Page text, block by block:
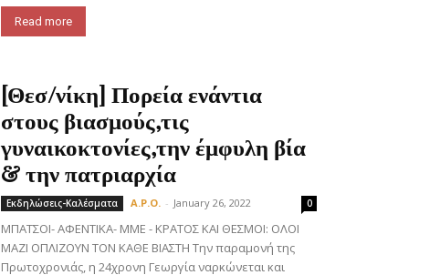
Read more
[Θεσ/νίκη] Πορεία ενάντια
στους βιασμούς,τις
γυναικοκτονίες,την έμφυλη βία
& την πατριαρχία
Εκδηλώσεις-Καλέσματα A.P.O. - January 26, 2022 0
ΜΠΑΤΣΟΙ- ΑΦΕΝΤΙΚΑ- ΜΜΕ - ΚΡΑΤΟΣ ΚΑΙ ΘΕΣΜΟΙ: ΟΛΟΙ
ΜΑΖΙ ΟΠΛΙΖΟΥΝ ΤΟΝ ΚΑΘΕ ΒΙΑΣΤΗ Την παραμονή της
Πρωτοχρονιάς, η 24χρονη Γεωργία ναρκώνεται και